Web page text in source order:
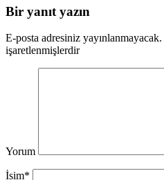
Bir yanıt yazın
E-posta adresiniz yayınlanmayacak.
işaretlenmişlerdir
Yorum
İsim*